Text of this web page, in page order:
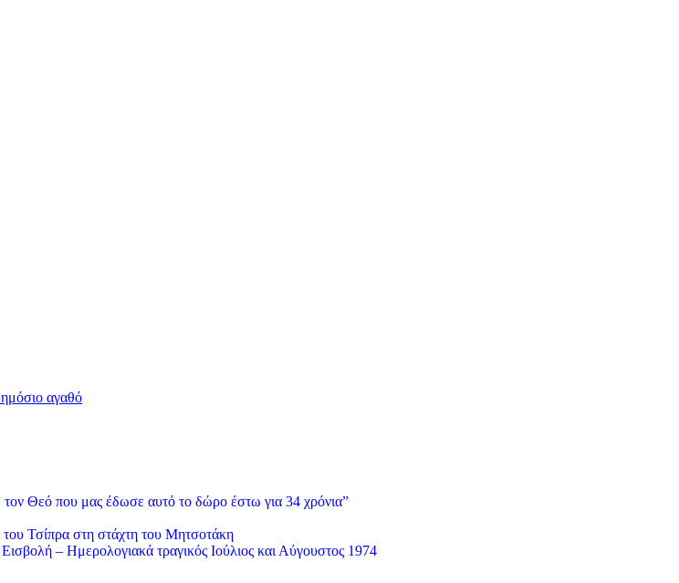
αγαθό
τον Θεό που μας έδωσε αυτό το δώρο έστω για 34 χρόνια”
του Τσίπρα στη στάχτη του Μητσοτάκη
– Ημερολογιακά τραγικός Ιούλιος και Αύγουστος 1974